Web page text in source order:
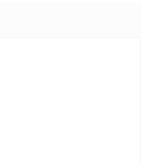
hvězdiček.
hvězdiček.